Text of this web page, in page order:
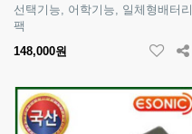
선택기능, 어학기능, 일체형배터리
팩
148,000원